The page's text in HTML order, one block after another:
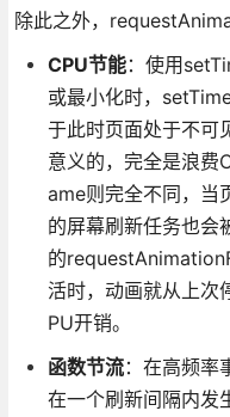
除此之外，
CPU节能：使用
或最小化时，
于此时页面处于不可
意义的，完全是浪
ame则完全不同，当
的屏幕刷新任务也会
的
活时，动画就从上次
PU开销。
函数节流：在高频率
在一个刷新间隔内发